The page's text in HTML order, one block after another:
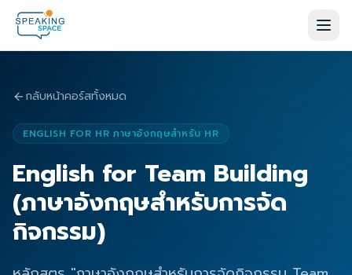
กลับหน้าคอร์สทั้งหมด
ENGLISH FOR HR ภาษาอังกฤษสำหรับ HR
English for Team Building
(ภาษาอังกฤษสำหรับการจัด
กิจกรรม)